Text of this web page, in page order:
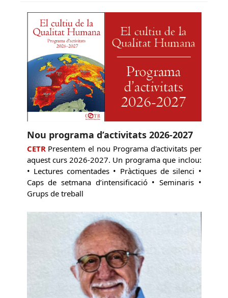
Nou programa d’activitats 2026-2027
CETR Presentem el nou Programa d'activitats per
aquest curs 2026-2027. Un programa que inclou:
• Lectures comentades • Pràctiques de silenci •
Caps de setmana d’intensificació • Seminaris •
Grups de treball